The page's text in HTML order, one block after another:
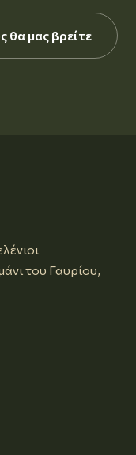
θα μας βρείτε
του Γαυρίου,